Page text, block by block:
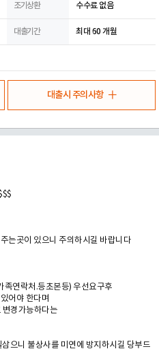
조기상환 수수료 없음
대출기간 최대 60 개월
대출시 주의사항
는곳이 있으니 주의하시길 바랍니다
족연락처.등초본등) 우선요구후
어야 한다며
변경가능하다는
으니 불상사를 미연에 방지하시길 당부드